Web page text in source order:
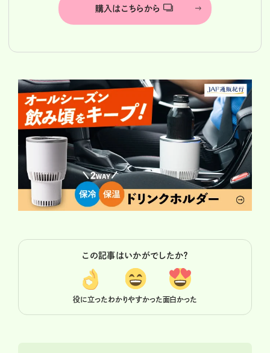
購入はこちらから
この記事はいかがでしたか？
役に立ったわかりやすかった面白かった